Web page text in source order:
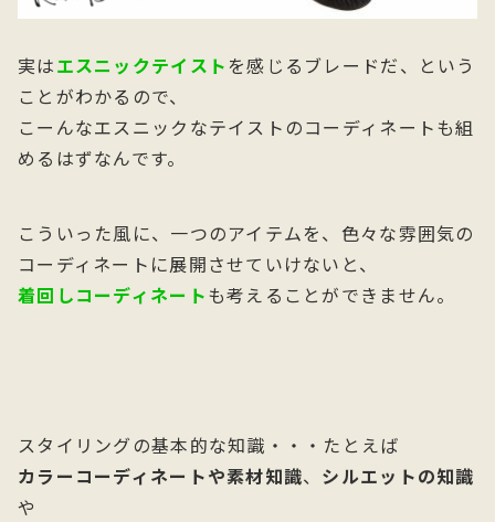
実はエスニックテイスト を感じるブレードだ、という
ことがわかるので、
こーんなエスニックなテイストのコーディネートも組
めるはずなんです。
こういった風に、一つのアイテムを、色々な雰囲気の
コーディネートに展開させていけないと、
着回しコーディネートも考えることができません。
スタイリングの基本的な知識・・・たとえば
カラーコーディネートや素材知識、 シルエットの知識
や